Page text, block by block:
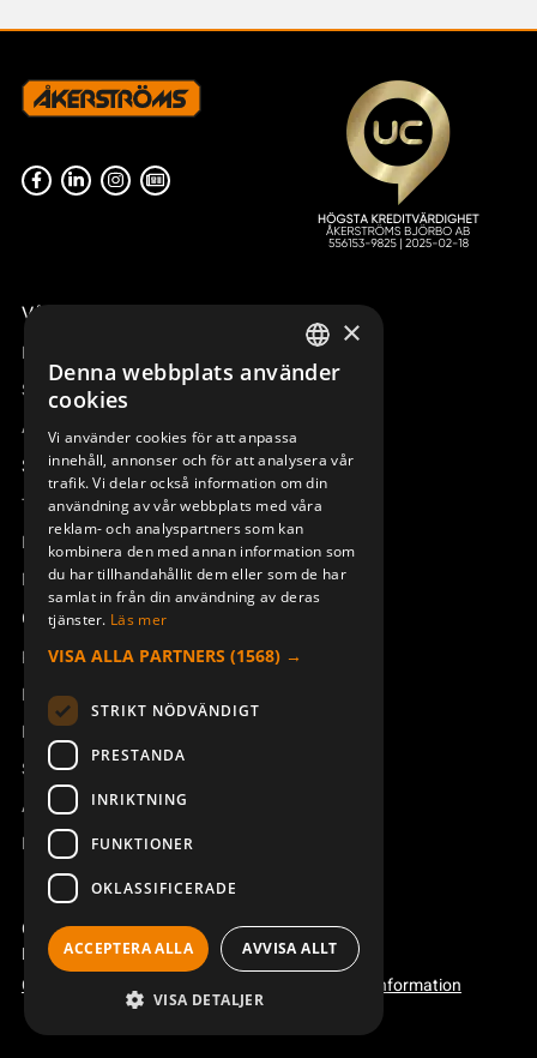
Våra radiostyrningar – översikt
Remotus
Sesam
Access_Ctrl
Support
Teknisk support
Boka service
Manualer och videoinstruktioner
Om Åkerströms
Kontakt
Nyheter
Pressrum
Säkerhet och direktiv
Allmänna villkor
REACH
Copyright ©2026 Åkerströms. All rights reserved.
Björbovägen 143, 786 97 Björbo.
Code of conduct
Webbplatsinformation
SWEDISH
DEUTSCH
×
Denna webbplats använder
cookies
Vi använder cookies för att anpassa
innehåll, annonser och för att analysera vår
trafik. Vi delar också information om din
användning av vår webbplats med våra
reklam- och analyspartners som kan
kombinera den med annan information som
du har tillhandahållit dem eller som de har
samlat in från din användning av deras
tjänster. Läs mer
VISA ALLA PARTNERS (1568) →
STRIKT NÖDVÄNDIGT
PRESTANDA
INRIKTNING
FUNKTIONER
OKLASSIFICERADE
ACCEPTERA ALLA AVVISA ALLT
VISA DETALJER